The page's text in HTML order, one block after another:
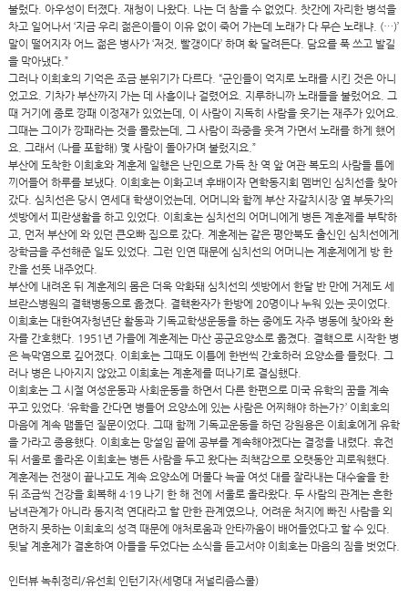
불렀다. 아우성이 터졌다. 재청이 나왔다. 나는 더 참을 수 없었다. 찻간에 자리한 병석을
차고 일어나서 ‘지금 우리 젊은이들이 이유 없이 죽어 가는데 노래가 다 무슨 노래냐. (…)’
말이 떨어지자 어느 젊은 병사가 ‘저것, 빨갱이다’ 하며 확 달려든다. 담요를 푹 쓰고 발길
을 막아냈다.”
그러나 이희호의 기억은 조금 분위기가 다르다. “군인들이 억지로 노래를 시킨 것은 아니
었고요. 기차가 부산까지 가는 데 사흘이나 걸렸어요. 지루하니까 노래들을 불렀어요. 그
때 거기에 종로 깡패 이정재가 있었는데, 이 사람이 지독히 사람을 웃기는 재주가 있어요.
그때는 그이가 깡패라는 것을 몰랐는데, 그 사람이 좌중을 웃겨 가면서 노래를 하게 했어
요. 그래서 (나를 포함해) 몇 사람이 돌아가며 불렀지요.”
부산에 도착한 이희호와 계훈제 일행은 난민으로 가득 찬 역 앞 여관 복도의 사람들 틈에
끼어들어 하루를 보냈다. 이희호는 이화고녀 후배이자 면학동지회 멤버인 심치선을 찾아
갔다. 심치선은 당시 연세대 학생이었는데, 어머니와 함께 부산 자갈치시장 옆 부둣가의
셋방에서 피란생활을 하고 있었다. 이희호는 심치선의 어머니에게 병든 계훈제를 부탁하
고, 먼저 부산에 와 있던 큰오빠 집으로 갔다. 계훈제는 같은 평안북도 출신인 심치선에게
장학금을 주선해준 일도 있었다. 그런 인연 때문에 심치선의 어머니는 계훈제에게 방 한
칸을 선뜻 내주었다.
부산에 내려온 뒤 계훈제의 몸은 더욱 악화돼 심치선의 셋방에서 한달 반 만에 거제도 세
브란스병원의 결핵병동으로 옮겼다. 결핵환자가 한방에 20명이나 누워 있는 곳이었다.
이희호는 대한여자청년단 활동과 기독교학생운동을 하는 중에도 자주 병동에 찾아와 환
자를 간호했다. 1951년 가을에 계훈제는 마산 공군요양소로 옮겼다. 결핵으로 시작한 병
은 늑막염으로 깊어졌다. 이희호는 그때도 이틀에 한번씩 간호하러 요양소를 들렀다. 그
러나 병은 나아지지 않았고 이희호는 계훈제를 떠나기로 결심했다.
이희호는 그 시절 여성운동과 사회운동을 하면서 다른 한편으로 미국 유학의 꿈을 계속
꾸고 있었다. ‘유학을 간다면 병들어 요양소에 있는 사람은 어찌해야 하는가?’ 이희호의
마음에 계속 맴돌던 질문이었다. 그때 함께 기독교운동을 하던 강원용은 이희호에게 유학
을 가라고 종용했다. 이희호는 망설임 끝에 공부를 계속해야겠다는 결정을 내렸다. 휴전
뒤 서울로 올라온 이희호는 병든 사람을 두고 왔다는 죄책감으로 오랫동안 괴로워했다.
계훈제는 전쟁이 끝나고도 계속 요양소에 머물다 늑골 여섯 대를 잘라내는 대수술을 한
뒤 조금씩 건강을 회복해 4·19 나기 한 해 전에 서울로 올라왔다. 두 사람의 관계는 흔한
남녀관계가 아니라 동지적 연대라고 할 만한 관계였으나, 어려운 처지에 빠진 사람을 외
면하지 못하는 이희호의 성격 때문에 애처로움과 안타까움이 배어들었다고 할 수 있다.
뒷날 계훈제가 결혼하여 아들을 두었다는 소식을 듣고서야 이희호는 마음의 짐을 벗었다.
인터뷰 녹취정리/유선희 인턴기자(세명대 저널리즘스쿨)